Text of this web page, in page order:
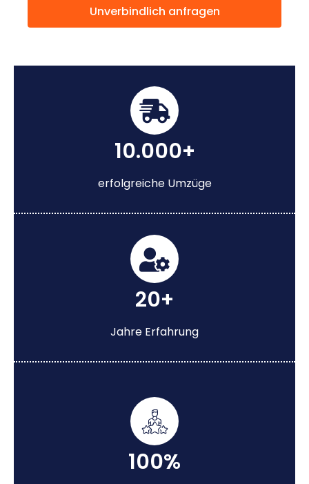
Unverbindlich anfragen
10.000+
erfolgreiche Umzüge
20+
Jahre Erfahrung
100%